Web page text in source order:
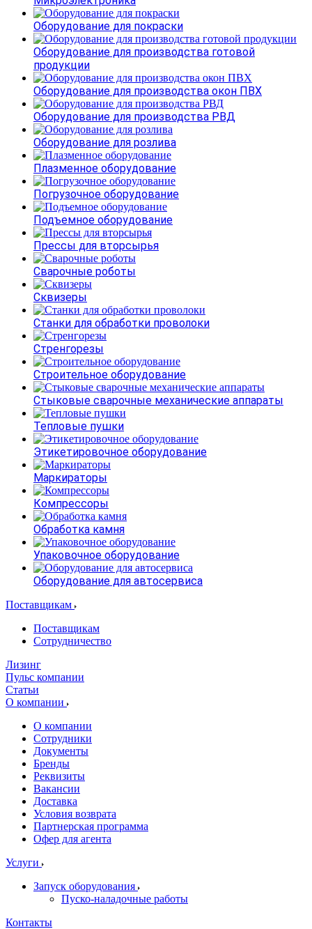
Оборудование для покраски
Оборудование для производства готовой
продукции
Оборудование для производства окон ПВХ
Оборудование для производства РВД
Оборудование для розлива
Плазменное оборудование
Погрузочное оборудование
Подъемное оборудование
Прессы для вторсырья
Сварочные роботы
Сквизеры
Станки для обработки проволоки
Стренгорезы
Строительное оборудование
Стыковые сварочные механические аппараты
Тепловые пушки
Этикетировочное оборудование
Маркираторы
Компрессоры
Обработка камня
Упаковочное оборудование
Оборудование для автосервиса
Поставщикам
Поставщикам
Сотрудничество
Лизинг
Пульс компании
Статьи
О компании
О компании
Сотрудники
Документы
Бренды
Реквизиты
Вакансии
Доставка
Условия возврата
Партнерская программа
Офер для агента
Услуги
Запуск оборудования
Пуско-наладочные работы
Контакты